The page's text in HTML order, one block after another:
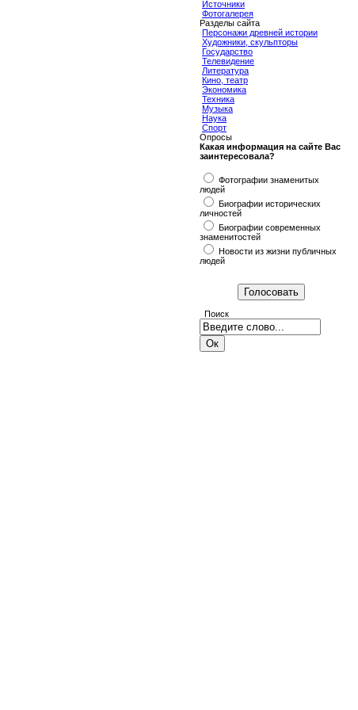
Источники
Фотогалерея
Разделы сайта
Персонажи древней истории
Художники, скульпторы
Государство
Телевидение
Литература
Кино, театр
Экономика
Техника
Музыка
Наука
Спорт
Опросы
Какая информация на сайте Вас
заинтересовала?
Фотографии знаменитых
людей
Биографии исторических
личностей
Биографии современных
знаменитостей
Новости из жизни публичных
людей
Поиск